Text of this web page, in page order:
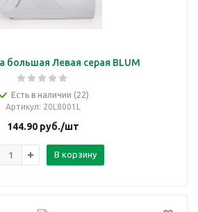
большая Левая серая BLUM
Есть в наличии (22)
Артикул: 20L8001L
144.90руб./шт
В корзину